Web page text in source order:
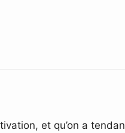
et qu’on a